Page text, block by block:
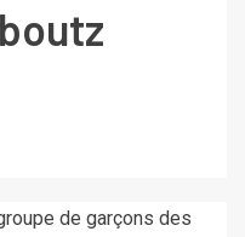
de garçons des